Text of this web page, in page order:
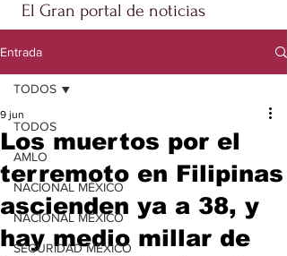
El Gran portal de noticias
Entrada
TODOS
AMLO
NACIONAL MÉXICO
NACIONAL MÉXICO
SEGURIDAD MÉXICO
TODOS
Los muertos por el
terremoto en Filipinas
ascienden ya a 38, y
hay medio millar de
9 jun